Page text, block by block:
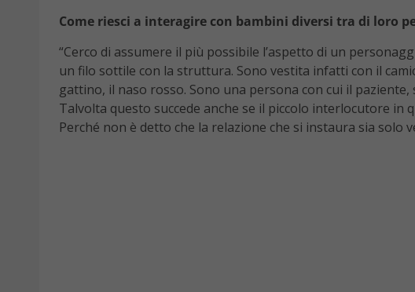
Come riesci a interagire con bambini diversi tra di loro
“Cerco di assumere il più possibile l’aspetto di un
un filo sottile con la struttura. Sono vestita infatti con il
gattino, il naso rosso. Sono una persona con cui il
Talvolta questo succede anche se il piccolo interlocutore in
Perché non è detto che la relazione che si instaura sia solo